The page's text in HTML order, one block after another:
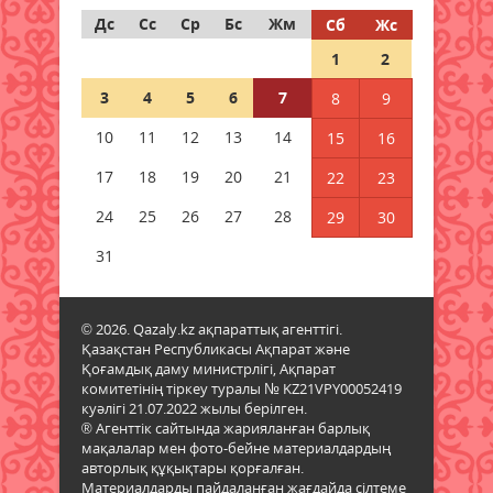
07 тамыз 2026 ж. 43
қазақстандықтар Құрылтай
сайлауында қалай дауыс береді?
07 тамыз 2026 ж.
Енді үй жануарларының
төлқұжаты eGov Mobile-да
қолжетімді
06 тамыз 2026 ж.
Бейтаныс нөмірден қоңырау
түсті: коллектор мен алаяқты
қалай ажыратамыз
06 тамыз 2026 ж. 100
Дс
Сс Ср Бс Жм Сб
Жс
1
2
3
4 5 6 7 8
9
10
11 12 13 14 15
16
17
18 19 20 21 22
23
24
25 26 27 28 29
30
31
© 2026. Qazaly.kz ақпараттық агенттігі.
Қазақстан Республикасы Ақпарат және
Қоғамдық даму министрлігі, Ақпарат
комитетінің тіркеу туралы № KZ21VPY00052419
куәлігі 21.07.2022 жылы берілген.
® Агенттік сайтында жарияланған барлық
мақалалар мен фото-бейне материалдардың
авторлық құқықтары қорғалған.
Материалдарды пайдаланған жағдайда сілтеме